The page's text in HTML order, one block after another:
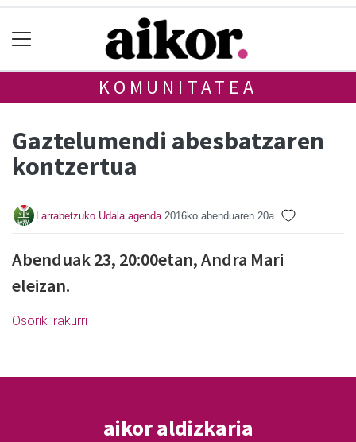
KOMUNITATEA
Gaztelumendi abesbatzaren
kontzertua
Larrabetzuko Udala agenda 2016ko abenduaren 20a
Abenduak 23, 20:00etan, Andra Mari
eleizan.
Osorik irakurri
aikor aldizkaria